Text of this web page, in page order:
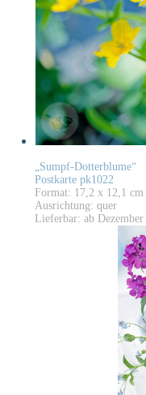
„Sumpf-Dotterblume“
Postkarte pk1022
Format: 17,2 x 12,1 cm
Ausrichtung: quer
Lieferbar: ab Dezember